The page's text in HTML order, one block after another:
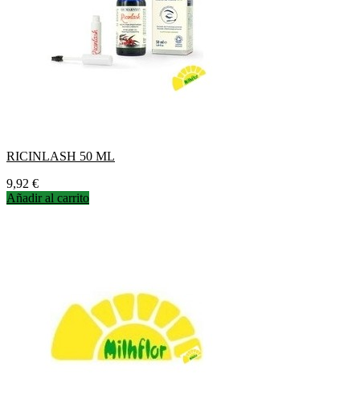
RICINLASH 50 ML
Precio
9,92 €
Añadir al carrito